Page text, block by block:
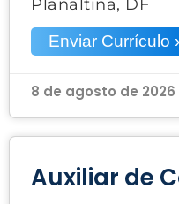
Planaltina, DF
Enviar Currículo
8 de agosto de 2026
Auxiliar de